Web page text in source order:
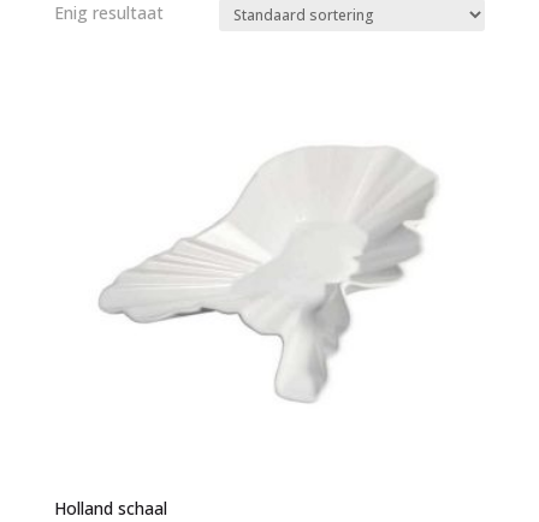
Enig resultaat
Holland schaal